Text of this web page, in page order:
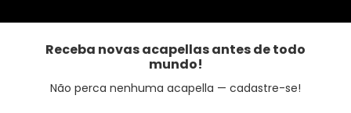
Receba novas acapellas antes de todo
mundo!
Não perca nenhuma acapella — cadastre-se!